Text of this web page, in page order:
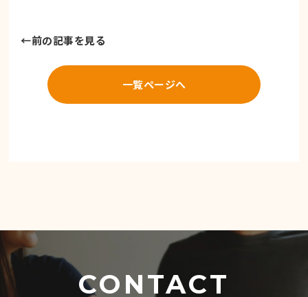
←前の記事を見る
一覧ページへ
CONTACT